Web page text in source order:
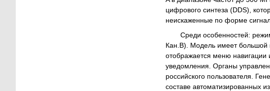
цифрового синтеза (DDS),
неискаженные по форме
Среди особенностей:
Кан.В). Модель имеет большой
отображается меню
уведомления. Органы
российского пользователя.
составе автоматизированных